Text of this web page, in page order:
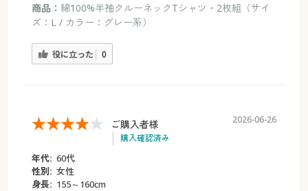
商品： 綿100%半袖クルーネックTシャツ・2枚組（サイ
ズ：L / カラー：グレー系）
役に立った 0
ご購入者様
購入確認済み
2026-06-26
年代: 60代
性別: 女性
身長: 155～160cm